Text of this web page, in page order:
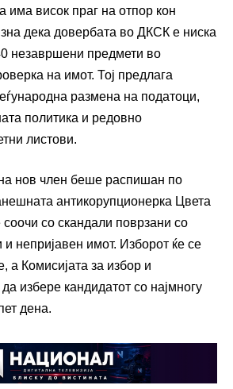
има висок праг на отпор кон
дека довербата во ДКСК е ниска
незавршени предмети во
на имот. Тој предлага
размена на податоци,
политика и редовно
листови.
нов член беше распишан по
антикорупционерка Цвета
соочи со скандали поврзани со
и непријавен имот. Изборот ќе се
а Комисијата за избор и
избере кандидатот со најмногу
дена.